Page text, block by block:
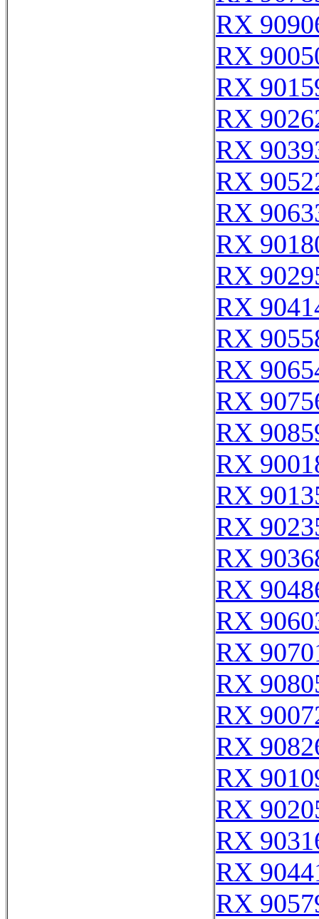
RX
RX
RX
RX
RX
RX
RX
RX
RX
RX
RX
RX
RX
RX
RX
RX
RX
RX
RX
RX
RX
RX
RX
RX
RX
RX
RX
RX
RX